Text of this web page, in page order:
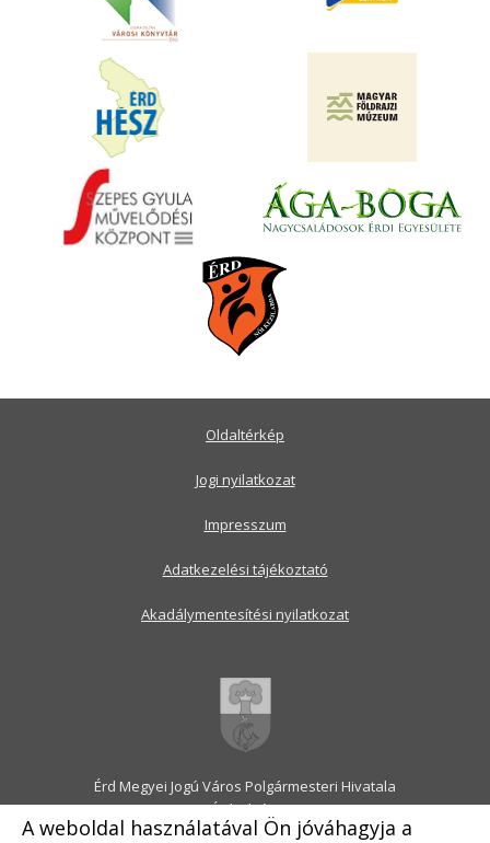
A weboldal használatával Ön jóváhagyja a
Érd Megyei Jogú Város Polgármesteri Hivatala
2030 Érd, Alsó utca 1.
Levélcím: 2031 Érd, Pf.: 31
Oldaltérkép
Jogi nyilatkozat
Impresszum
Adatkezelési tájékoztató
Akadálymentesítési nyilatkozat